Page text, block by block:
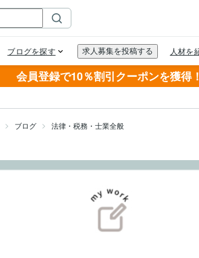
会員登録で10％割引クーポンを獲得！
ブログ 法律・税務・士業全般